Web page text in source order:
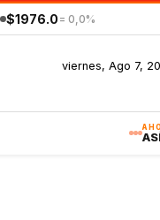
$1976.0 = 0,0%
viernes, Ago 7,